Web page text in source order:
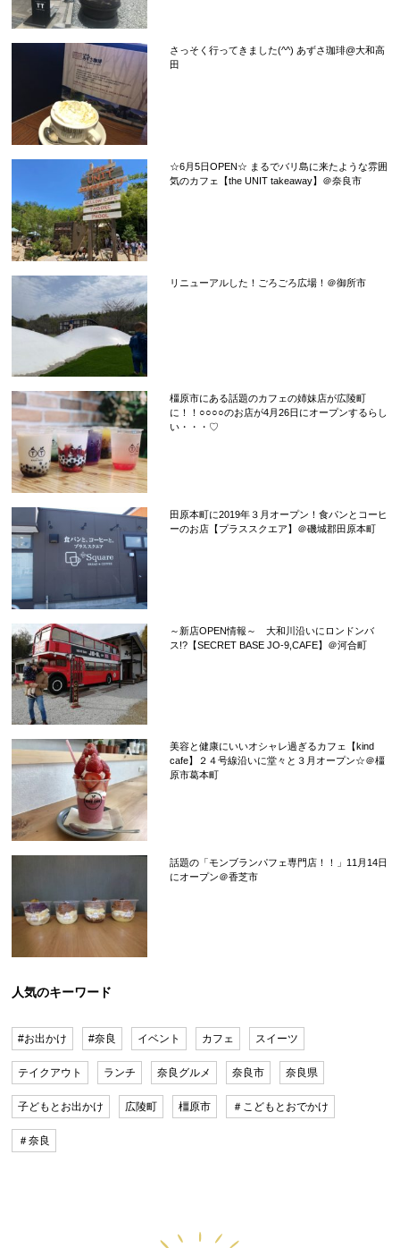
さっそく行ってきました(^^) あずさ珈琲@大和高
田
☆6月5日OPEN☆ まるでバリ島に来たような雰囲
気のカフェ【the UNIT takeaway】＠奈良市
リニューアルした！ごろごろ広場！＠御所市
橿原市にある話題のカフェの姉妹店が広陵町
に！！○○○○のお店が4月26日にオープンするらし
い・・・♡
田原本町に2019年３月オープン！食パンとコーヒ
ーのお店【プラススクエア】＠磯城郡田原本町
～新店OPEN情報～ 大和川沿いにロンドンバ
ス!?【SECRET BASE JO-9,CAFE】＠河合町
美容と健康にいいオシャレ過ぎるカフェ【kind
cafe】２４号線沿いに堂々と３月オープン☆＠橿
原市葛本町
話題の「モンブランパフェ専門店！！」11月14日
にオープン＠香芝市
人気のキーワード
#お出かけ #奈良 イベント カフェ スイーツ
テイクアウト ランチ 奈良グルメ 奈良市 奈良県
子どもとお出かけ 広陵町 橿原市 ＃こどもとおでかけ
＃奈良